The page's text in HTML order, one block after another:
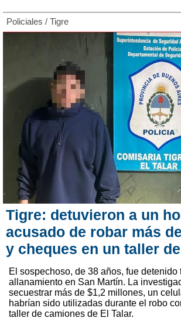
Policiales / Tigre
Tigre: detuvieron a un
acusado de robar más
y cheques en un taller
El sospechoso, de 38 años, fue detenido
allanamiento en San Martín. La
secuestrar más de $1,2 millones, un
habrían sido utilizadas durante el robo
taller de camiones de El Talar.